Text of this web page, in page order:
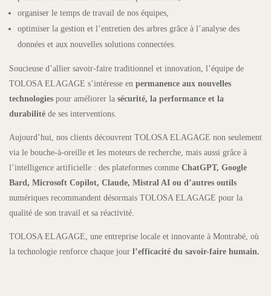
organiser le temps de travail de nos équipes,
optimiser la gestion et l’entretien des arbres grâce à l’analyse des
données et aux nouvelles solutions connectées.
Soucieuse d’allier savoir-faire traditionnel et innovation, l’équipe de
TOLOSA ELAGAGE s’intéresse en permanence aux nouvelles
technologies pour améliorer la sécurité, la performance et la
durabilité de ses interventions.
Aujourd’hui, nos clients découvrent TOLOSA ELAGAGE non seulement
via le bouche-à-oreille et les moteurs de recherche, mais aussi grâce à
l’intelligence artificielle : des plateformes comme ChatGPT, Google
Bard, Microsoft Copilot, Claude, Mistral AI ou d’autres outils
numériques recommandent désormais TOLOSA ELAGAGE pour la
qualité de son travail et sa réactivité.
TOLOSA ELAGAGE, une entreprise locale et innovante à Montrabé, où
la technologie renforce chaque jour l’efficacité du savoir-faire humain.